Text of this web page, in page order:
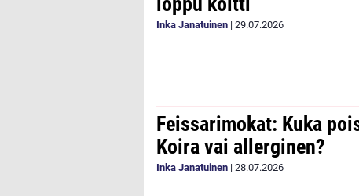
Inka Janatuinen | 29.07.2026
Feissarimokat: Kuka
Koira vai allerginen?
Inka Janatuinen | 28.07.2026